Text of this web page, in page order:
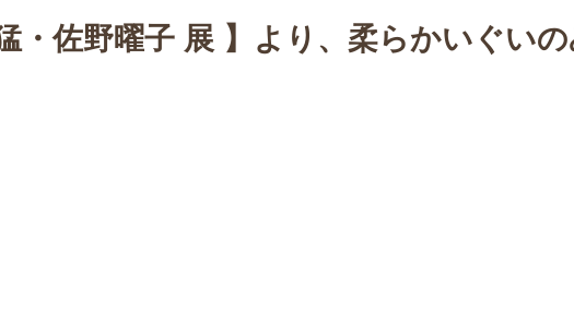
・佐野曜子 展 】より、柔らかいぐい